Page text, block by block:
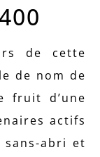
de cette
de nom de
fruit d’une
actifs
sans-abri et